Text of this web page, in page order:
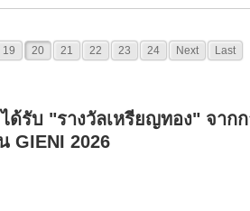
19 20 21 22 23 24 Next Last
รับ "รางวัลเหรียญทอง" จาก
GIENI 2026